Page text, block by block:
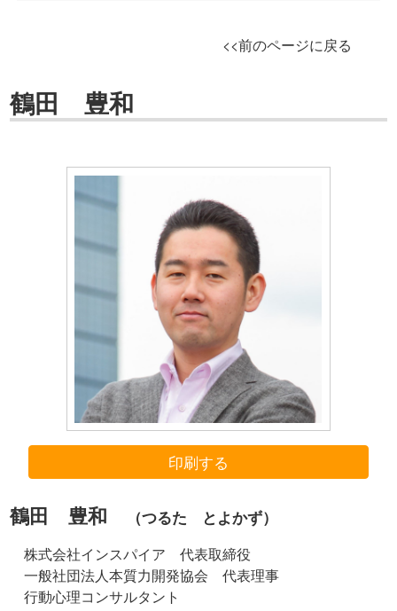
<<前のページに戻る
鶴田 豊和
印刷する
鶴田 豊和 （つるた とよかず）
株式会社インスパイア 代表取締役
一般社団法人本質力開発協会 代表理事
行動心理コンサルタント